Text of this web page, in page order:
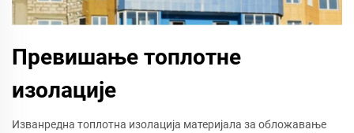
Превишање топлотне
изолације
Изванредна топлотна изолација материјала за обложавање